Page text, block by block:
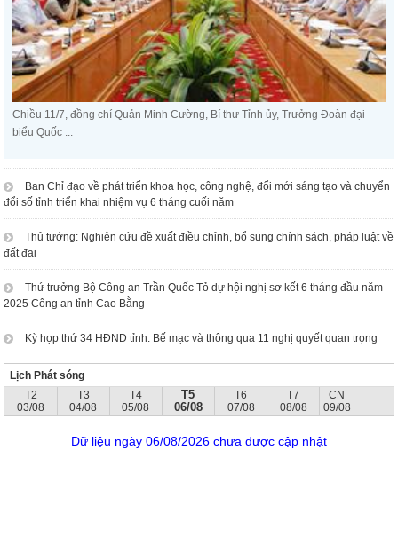
Chiều 11/7, đồng chí Quản Minh Cường, Bí thư Tỉnh ủy, Trưởng Đoàn đại
biểu Quốc ...
Ban Chỉ đạo về phát triển khoa học, công nghệ, đổi mới sáng tạo và chuyển
đổi số tỉnh triển khai nhiệm vụ 6 tháng cuối năm
Thủ tướng: Nghiên cứu đề xuất điều chỉnh, bổ sung chính sách, pháp luật về
đất đai
Thứ trưởng Bộ Công an Trần Quốc Tỏ dự hội nghị sơ kết 6 tháng đầu năm
2025 Công an tỉnh Cao Bằng
Kỳ họp thứ 34 HĐND tỉnh: Bế mạc và thông qua 11 nghị quyết quan trọng
Lịch Phát sóng
T2
03/08
T3
04/08
T4
05/08
T5
06/08
T6
07/08
T7
08/08
CN
09/08
Dữ liệu ngày 06/08/2026 chưa được cập nhật